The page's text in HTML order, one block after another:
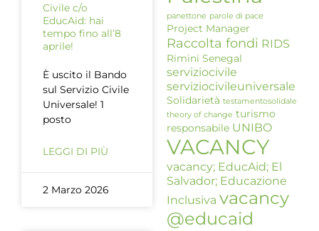
Civile c/o
EducAid: hai
tempo fino all’8
aprile!
È uscito il Bando
sul Servizio Civile
Universale! 1
posto
LEGGI DI PIÙ
2 Marzo 2026
panettone parole di pace
Project Manager
Raccolta fondi RIDS
Rimini Senegal
serviziocivile
serviziocivileuniversale
Solidarietà testamentosolidale
theory of change turismo
responsabile UNIBO
VACANCY
vacancy; EducAid; El
Salvador; Educazione
Inclusiva vacancy
@educaid